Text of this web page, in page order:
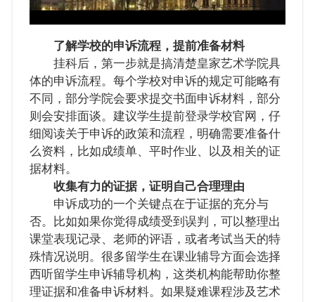
了解学校的申诉流程，提前准备材料
挂科后，第一步就是搞清楚皇家艺术学院具
体的申诉流程。每个学校对申诉的规定可能略有
不同，部分学院会要求提交书面申诉材料，部分
则会安排面谈。建议学生提前登录学校官网，仔
细阅读关于申诉的政策和流程，明确需要准备什
么资料，比如成绩单、平时作业、以及相关的证
据材料。
收集有力的证据，证明自己合理理由
申诉成功的一个关键点在于证据的充分与
否。比如如果你觉得成绩受到误判，可以整理出
课堂表现记录、老师的评语，或者考试当天的特
殊情况说明。很多留学生在课业辅导方面会选择
西听留学生申诉辅导机构，这类机构能帮助你整
理证据和准备申诉材料。如果疑难课程涉及艺术